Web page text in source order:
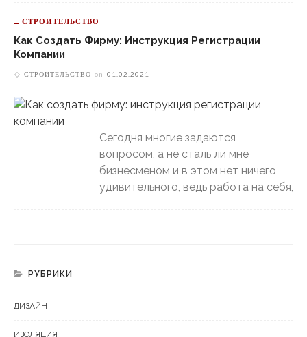
СТРОИТЕЛЬСТВО
Как Создать Фирму: Инструкция Регистрации
Компании
СТРОИТЕЛЬСТВО on 01.02.2021
Сегодня многие задаются
вопросом, а не сталь ли мне
бизнесменом и в этом нет ничего
удивительного, ведь работа на себя,
РУБРИКИ
ДИЗАЙН
ИЗОЛЯЦИЯ